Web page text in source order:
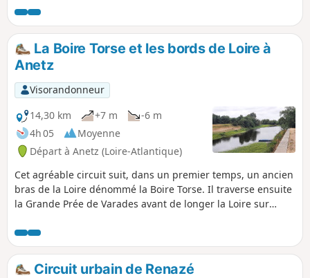
La Boire Torse et les bords de Loire à
Anetz
Visorandonneur
14,30 km
+7 m
-6 m
4h 05
Moyenne
Départ à Anetz (Loire-Atlantique)
Cet agréable circuit suit, dans un premier temps, un ancien
bras de la Loire dénommé la Boire Torse. Il traverse ensuite
la Grande Prée de Varades avant de longer la Loire sur
qu'il est totalement plat. Il sera possible, le cas échéant, de
substituer au sentier des bords de Loire l'itinéraire de la
Loire à Vélo qui est bien fléché.
Circuit urbain de Renazé